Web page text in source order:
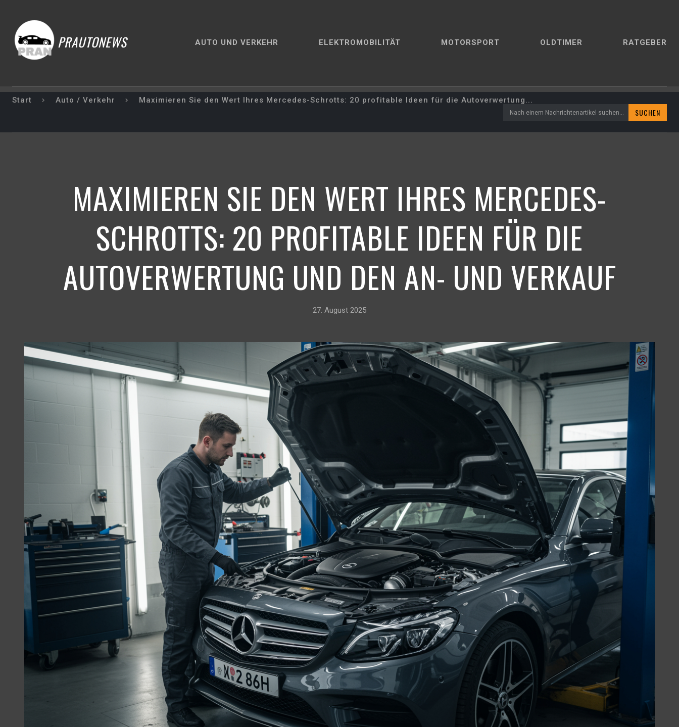
PRAUTONEWS AUTO UND VERKEHR ELEKTROMOBILITÄT MOTORSPORT OLDTIMER RATGEBER
Start Auto / Verkehr Maximieren Sie den Wert Ihres Mercedes-Schrotts: 20 profitable Ideen für die Autoverwertung...
Nach einem Nachrichtenartikel suchen... SUCHEN
MAXIMIEREN SIE DEN WERT IHRES MERCEDES-
SCHROTTS: 20 PROFITABLE IDEEN FÜR DIE
AUTOVERWERTUNG UND DEN AN- UND VERKAUF
27. August 2025